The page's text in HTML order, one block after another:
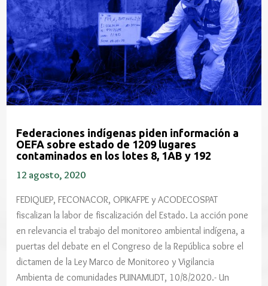
Federaciones indígenas piden información a
OEFA sobre estado de 1209 lugares
contaminados en los lotes 8, 1AB y 192
12 agosto, 2020
FEDIQUEP, FECONACOR, OPIKAFPE y ACODECOSPAT
fiscalizan la labor de fiscalización del Estado. La acción pone
en relevancia el trabajo del monitoreo ambiental indígena, a
puertas del debate en el Congreso de la República sobre el
dictamen de la Ley Marco de Monitoreo y Vigilancia
Ambienta de comunidades PUINAMUDT, 10/8/2020.- Un